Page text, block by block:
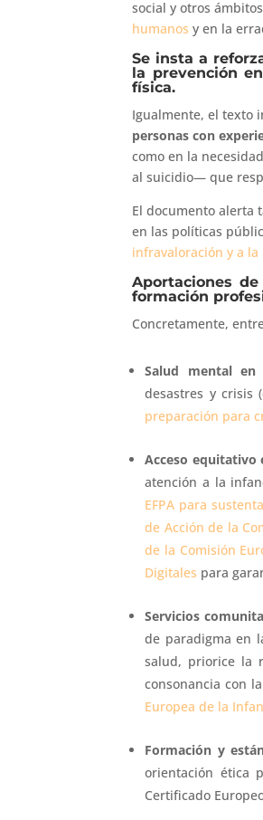
social y otros
humanos y en la
Se insta a
la prevención
física.
Igualmente, el texto
personas con
como en la
al suicidio— que
El documento
en las políticas
infravaloración y a
Aportaciones
formación
Concretamente,
Salud mental en
desastres y crisis
preparación para
Acceso equitativo
atención a la
EFPA para
de Acción de la
de la Comisión
Digitales para
Servicios
de paradigma en
salud, priorice la
consonancia con
Europea de la
Formación y
orientación ética
Certificado